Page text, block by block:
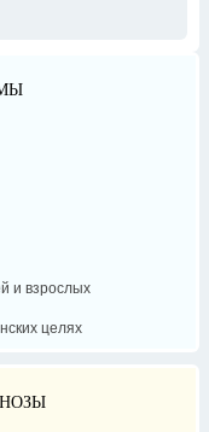
и взрослых
целях